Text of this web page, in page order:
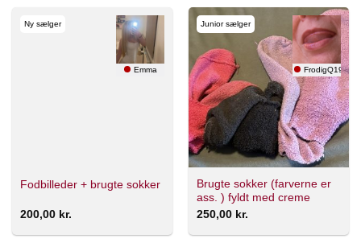
Ny sælger
Emma
Fodbilleder + brugte sokker
200,00 kr.
Junior sælger
FrodigQ1965
Brugte sokker (farverne er
ass. ) fyldt med creme
250,00 kr.